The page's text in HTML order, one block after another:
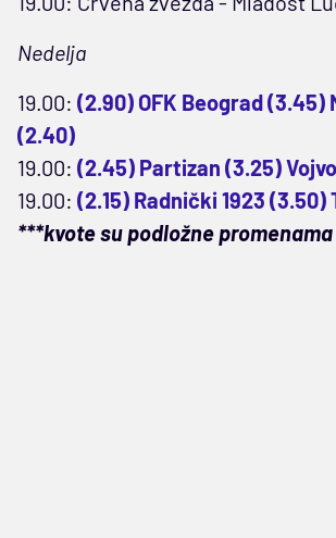
Nedelja
19.00: (2.90) OFK Beograd (3.45)
(2.40)
19.00: (2.45) Partizan (3.25)
19.00: (2.15) Radnički 1923 (3.50)
***kvote su podložne promenama